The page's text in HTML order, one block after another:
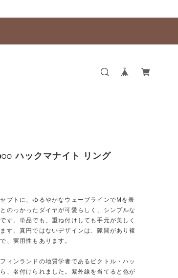
ハックマナイト リング
プトに、ゆるやかなウェーブラインでMを表
のっかったダイヤが可愛らしく、シンプルな
す。単品でも、重ね付けしても手元が美しく
す。真円ではないデザインは、隙間があり複
、実用性もあります。
ィンランドの地質学者であるビクトル・ハッ
、名付けられました。紫外線を当てると色が